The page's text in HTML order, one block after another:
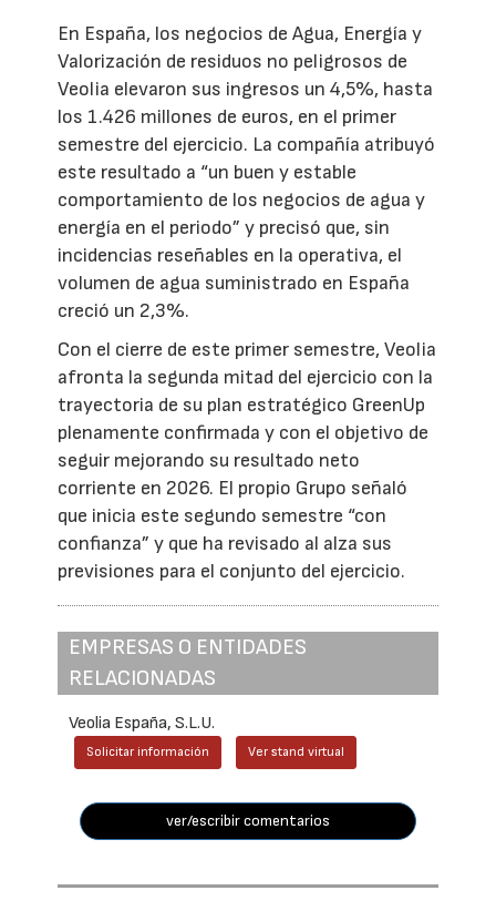
En España, los negocios de Agua, Energía y
Valorización de residuos no peligrosos de
Veolia elevaron sus ingresos un 4,5%, hasta
los 1.426 millones de euros, en el primer
semestre del ejercicio. La compañía atribuyó
este resultado a “un buen y estable
comportamiento de los negocios de agua y
energía en el periodo” y precisó que, sin
incidencias reseñables en la operativa, el
volumen de agua suministrado en España
creció un 2,3%.
Con el cierre de este primer semestre, Veolia
afronta la segunda mitad del ejercicio con la
trayectoria de su plan estratégico GreenUp
plenamente confirmada y con el objetivo de
seguir mejorando su resultado neto
corriente en 2026. El propio Grupo señaló
que inicia este segundo semestre “con
confianza” y que ha revisado al alza sus
previsiones para el conjunto del ejercicio.
EMPRESAS O ENTIDADES
RELACIONADAS
Veolia España, S.L.U.
Solicitar información Ver stand virtual
ver/escribir comentarios